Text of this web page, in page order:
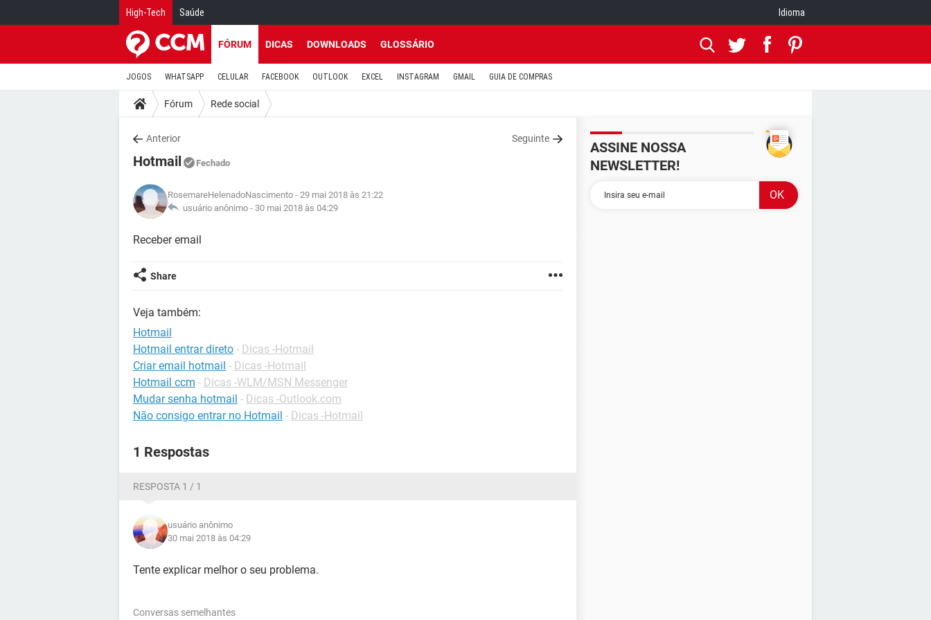
High-Tech Saúde Idioma
FÓRUM DICAS DOWNLOADS GLOSSÁRIO
JOGOS WHATSAPP CELULAR FACEBOOK OUTLOOK EXCEL INSTAGRAM GMAIL GUIA DE COMPRAS
Fórum Rede social
Anterior Seguinte
Hotmail Fechado
RosemareHelenadoNascimento - 29 mai 2018 às 21:22
usuário anônimo - 30 mai 2018 às 04:29
Receber email
Share
Veja também:
Hotmail
Hotmail entrar direto - Dicas -Hotmail
Criar email hotmail - Dicas -Hotmail
Hotmail ccm - Dicas -WLM/MSN Messenger
Mudar senha hotmail - Dicas -Outlook.com
Não consigo entrar no Hotmail - Dicas -Hotmail
1 Respostas
RESPOSTA 1 / 1
usuário anônimo
30 mai 2018 às 04:29
Tente explicar melhor o seu problema.
Conversas semelhantes
ASSINE NOSSA
NEWSLETTER!